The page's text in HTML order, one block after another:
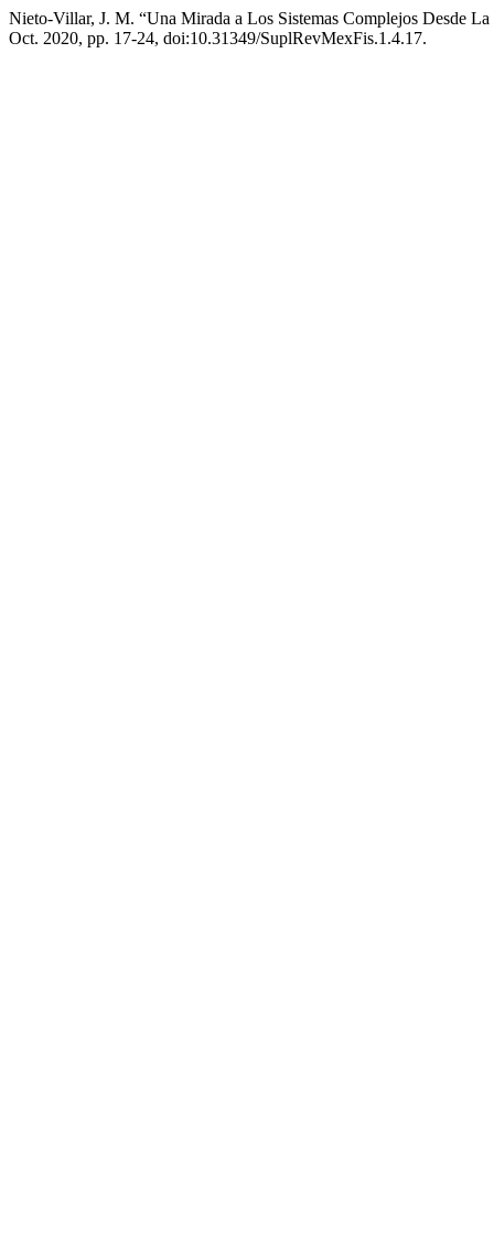
Nieto-Villar, J. M. “Una Mirada a Los Sistemas Complejos Desde
Oct. 2020, pp. 17-24, doi:10.31349/SuplRevMexFis.1.4.17.